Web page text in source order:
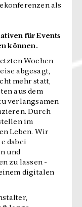
als
für Events
können.
Wochen
abgesagt,
mehr statt,
aus dem
verlangsamen
Durch
im
Leben. Wir
dabei
und
zu lassen -
digitalen